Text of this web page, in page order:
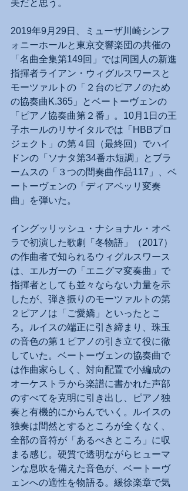
美だと思う。
2019年9月29日、ミューザ川崎シンフ
ォニーホールと東京交響楽団の共催の
「名曲全集第149回」では同国人の新進
指揮者ライアン・ウィグルスワースと
モーツァルトの「２台のピアノのため
の協奏曲K.365」とベートーヴェンの
「ピアノ協奏曲第２番」。10月1日の王
子ホールのリサイタルでは「HBBプロ
ジェクト」の第４回（最終回）でハイ
ドンの「ソナタ第34番ホ短調」とブラ
ームスの「３つの間奏曲作品117」、ベ
ートーヴェンの「ディアベッリ変奏
曲」を弾いた。
イングッリッシュ・ナショナル・オペ
ラで初演した歌劇「冬物語」（2017）
の作曲者で知られるウィグルスワース
は、エルガーの「エニグマ変奏曲」で
指揮者としても並々ならない力量を示
したが、弾き振りのモーツァルトの第
２ピアノは「ご愛嬌」といったとこ
ろ。ルイスの端正に引き締まり、珠玉
の音色の第１ピアノの引き立て役に徹
していた。ベートーヴェンの協奏曲で
は作曲家らしく、対向配置で小編成の
オーケストラから楽譜に書かれた声部
のすべてを克明に引き出し、ピアノ独
奏と有機的にからんでいく。ルイスの
独奏は間然とするところが全くなく、
全部の音符が「あるべきところ」に収
まる感じ。硬質で透明ながらヒューマ
ンな息吹を備えた音色が、ベートーヴ
ェンへの適性を物語る。緩徐楽章で気